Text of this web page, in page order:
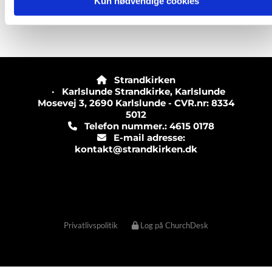

Strandkirken
· Karlslunde Strandkirke, Karlslunde
Mosevej 3, 2690 Karlslunde - CVR.nr: 8334
5012
Telefon nummer.: 4615 0178
E-mail adresse:
kontakt@strandkirken.dk
Privatlivspolitik Log på ChurchDesk